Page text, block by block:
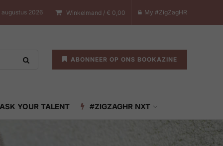
2026 Winkelmand / € 0,00 My #ZigZagHR
ABONNEER OP ONS BOOKAZINE
YOUR TALENT #ZIGZAGHR NXT